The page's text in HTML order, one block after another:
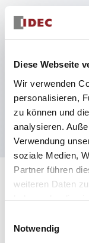
Diese Webseite
Wir verwenden
personalisieren,
zu können und
analysieren.
Verwendung
soziale Medien,
Partner führen
weiteren Daten
haben oder die
Notwendig
Hauptmerkmale
eine
Schutzart